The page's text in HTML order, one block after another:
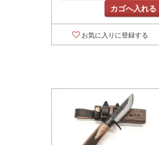
カゴへ入れる
お気に入りに登録する